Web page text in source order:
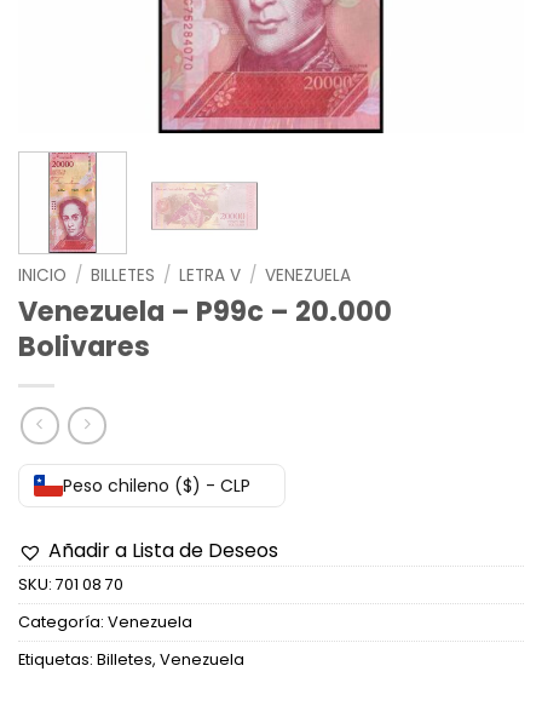
INICIO / BILLETES / LETRA V / VENEZUELA
Venezuela – P99c – 20.000
Bolivares
Peso chileno ($) - CLP
Añadir a Lista de Deseos
SKU: 701 08 70
Categoría: Venezuela
Etiquetas: Billetes, Venezuela